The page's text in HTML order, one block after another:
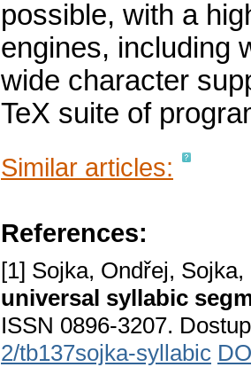
possible, with a
engines, including
wide character
TeX suite of
Similar articles:
References:
[1] Sojka, Ondřej,
universal syllabic
ISSN 0896-3207.
2/tb137sojka-syllabic